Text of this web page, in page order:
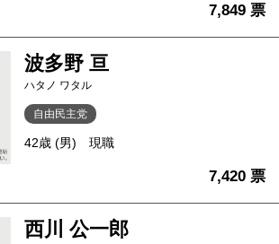
7,849 票
波多野 亘
ハタノ ワタル
自由民主党
42歳 (男) 現職
7,420 票
西川 公一郎